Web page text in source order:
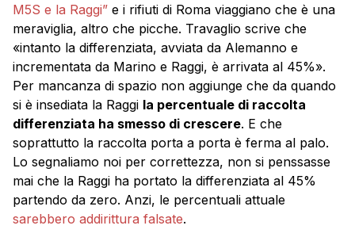
M5S e la Raggi” e i rifiuti di Roma viaggiano che è una
meraviglia, altro che picche. Travaglio scrive che
«intanto la differenziata, avviata da Alemanno e
incrementata da Marino e Raggi, è arrivata al 45%».
Per mancanza di spazio non aggiunge che da quando
si è insediata la Raggi la percentuale di raccolta
differenziata ha smesso di crescere. E che
soprattutto la raccolta porta a porta è ferma al palo.
Lo segnaliamo noi per correttezza, non si penssasse
mai che la Raggi ha portato la differenziata al 45%
partendo da zero. Anzi, le percentuali attuale
sarebbero addirittura falsate.